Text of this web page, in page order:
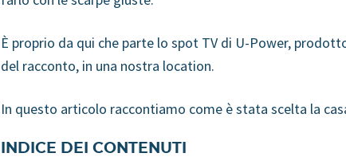
È proprio da qui che parte lo spot TV di U-Power,
del racconto, in una nostra location.
In questo articolo raccontiamo come è stata scelta la
INDICE DEI CONTENUTI